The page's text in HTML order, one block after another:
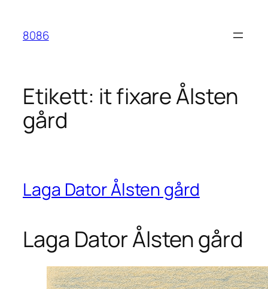
innehåll
8086
Etikett: it fixare Ålsten
gård
Laga Dator Ålsten gård
Laga Dator Ålsten gård